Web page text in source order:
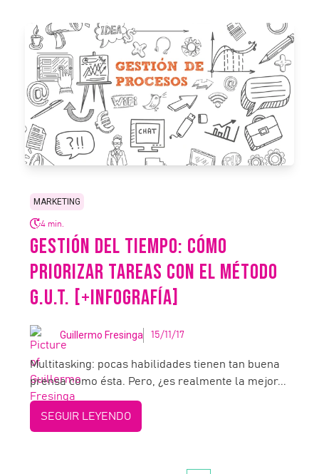
MARKETING
4 min.
GESTIÓN DEL TIEMPO: CÓMO
PRIORIZAR TAREAS CON EL MÉTODO
G.U.T. [+INFOGRAFÍA]
Guillermo Fresinga 15/11/17
Multitasking: pocas habilidades tienen tan buena
prensa como ésta. Pero, ¿es realmente la mejor...
SEGUIR LEYENDO